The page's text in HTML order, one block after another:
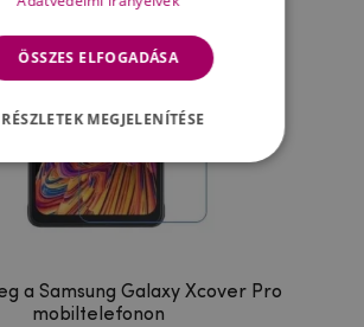
a Samsung Galaxy Xcover Pro
mobiltelefonon
ÖSSZES ELFOGADÁSA
RÉSZLETEK MEGJELENÍTÉSE